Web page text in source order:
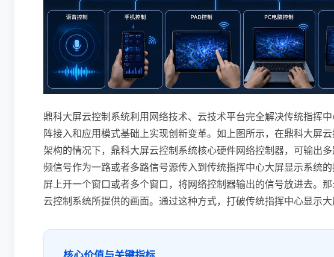
鼎科大屏云控制系统利用网络技术、云技术平台完全解决传统指挥
阵接入和应用模式基础上实现创新变革。如上图所示，在鼎科大屏
架构的情况下，鼎科大屏云控制系统核心硬件网络控制器，可输出
频信号作为一路或者多路信号源传入到传统指挥中心大屏显示系统
屏上开一个窗口或者多个窗口，将网络控制器输出的信号放进去。
云控制系统所提供的画面。通过这种方式，打破传统指挥中心显示大